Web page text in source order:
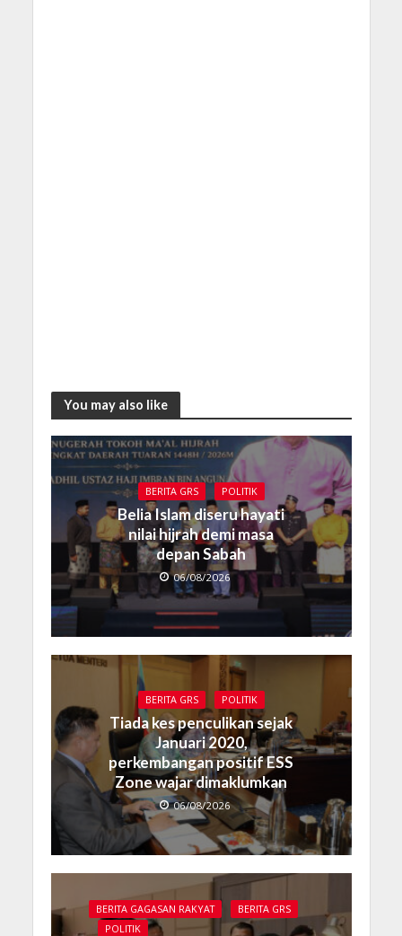
You may also like
BERITA GRS POLITIK
Belia Islam diseru hayati
nilai hijrah demi masa
depan Sabah
06/08/2026
BERITA GRS POLITIK
Tiada kes penculikan sejak
Januari 2020,
perkembangan positif ESS
Zone wajar dimaklumkan
06/08/2026
BERITA GAGASAN RAKYAT
BERITA GRS
POLITIK